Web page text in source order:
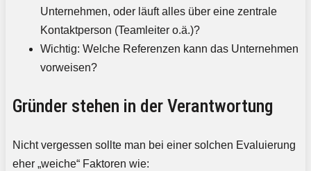
Unternehmen, oder läuft alles über eine zentrale
Kontaktperson (Teamleiter o.ä.)?
Wichtig: Welche Referenzen kann das Unternehmen
vorweisen?
Gründer stehen in der Verantwortung
Nicht vergessen sollte man bei einer solchen Evaluierung
eher „weiche“ Faktoren wie: